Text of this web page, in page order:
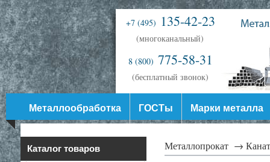
+7 (495) 135-42-23
(многоканальный)
8 (800) 775-58-31
(бесплатный звонок)
Металлообработка ГОСТы Марки металла
Каталог товаров Металлопрокат →